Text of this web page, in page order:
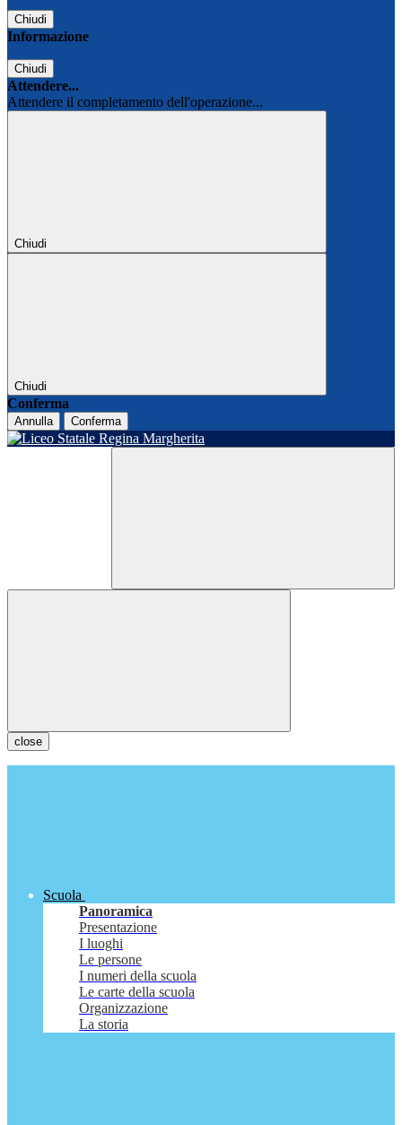
Chiudi
Informazione
Chiudi
Attendere...
Attendere il completamento dell'operazione...
Chiudi
Chiudi
Conferma
Annulla Conferma
close
Scuola
Panoramica
Presentazione
I luoghi
Le persone
I numeri della scuola
Le carte della scuola
Organizzazione
La storia